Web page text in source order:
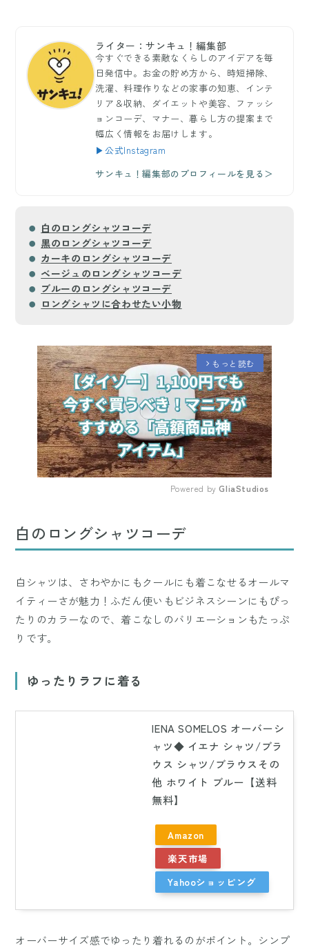
ライター：サンキュ！編集部
今すぐできる素敵なくらしのアイデアを毎
日発信中。お金の貯め方から、時短掃除、
洗濯、料理作りなどの家事の知恵、インテ
リア＆収納、ダイエットや美容、ファッシ
ョンコーデ、マナー、暮らし方の提案まで
幅広く情報をお届けします。
▶公式Instagram
サンキュ！編集部のプロフィールを見る＞
白のロングシャツコーデ
黒のロングシャツコーデ
カーキのロングシャツコーデ
ベージュのロングシャツコーデ
ブルーのロングシャツコーデ
ロングシャツに合わせたい小物
arrow_forward_ios もっと読む
Powered by GliaStudios
白のロングシャツコーデ
白シャツは、さわやかにもクールにも着こなせるオールマ
イティーさが魅力！ふだん使いもビジネスシーンにもぴっ
たりのカラーなので、着こなしのバリエーションもたっぷ
りです。
ゆったりラフに着る
IENA SOMELOS オーバーシ
ャツ◆ イエナ シャツ/ブラ
ウス シャツ/ブラウスその
他 ホワイト ブルー【送料
無料】
Amazon
楽天市場
Yahooショッピング
オーバーサイズ感でゆったり着れるのがポイント。シンプ